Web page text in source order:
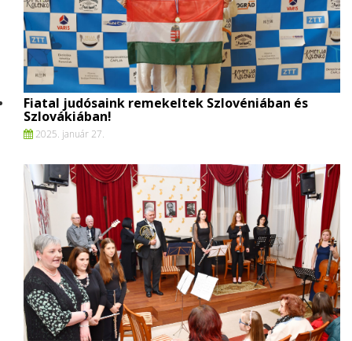
Fiatal judósaink remekeltek Szlovéniában és
Szlovákiában!
2025. január 27.